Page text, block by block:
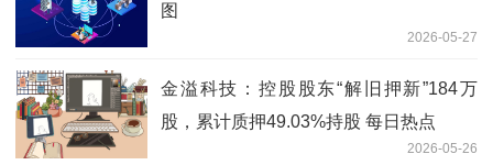
图
2026-05-27
金溢科技：控股股东“解旧押新”184万
股，累计质押49.03%持股 每日热点
2026-05-26